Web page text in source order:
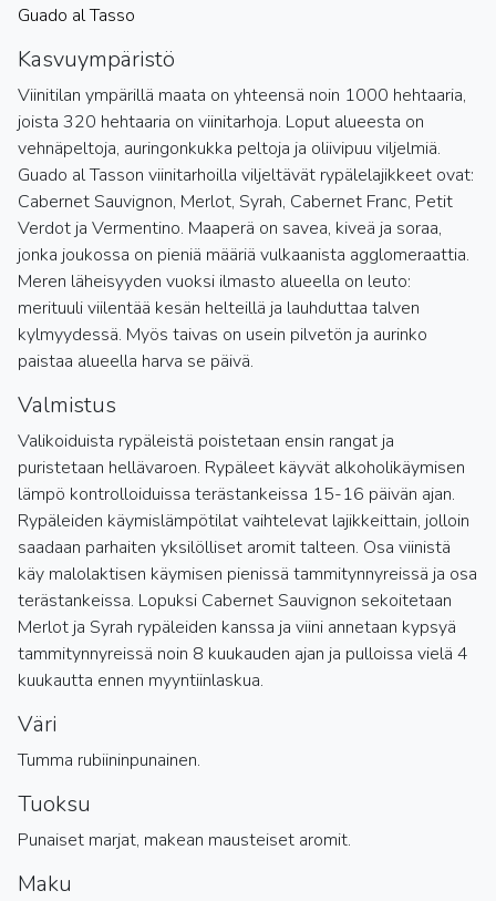
Guado al Tasso
Kasvuympäristö
Viinitilan ympärillä maata on yhteensä noin 1000 hehtaaria,
joista 320 hehtaaria on viinitarhoja. Loput alueesta on
vehnäpeltoja, auringonkukka peltoja ja oliivipuu viljelmiä.
Guado al Tasson viinitarhoilla viljeltävät rypälelajikkeet ovat:
Cabernet Sauvignon, Merlot, Syrah, Cabernet Franc, Petit
Verdot ja Vermentino. Maaperä on savea, kiveä ja soraa,
jonka joukossa on pieniä määriä vulkaanista agglomeraattia.
Meren läheisyyden vuoksi ilmasto alueella on leuto:
merituuli viilentää kesän helteillä ja lauhduttaa talven
kylmyydessä. Myös taivas on usein pilvetön ja aurinko
paistaa alueella harva se päivä.
Valmistus
Valikoiduista rypäleistä poistetaan ensin rangat ja
puristetaan hellävaroen. Rypäleet käyvät alkoholikäymisen
lämpö kontrolloiduissa terästankeissa 15-16 päivän ajan.
Rypäleiden käymislämpötilat vaihtelevat lajikkeittain, jolloin
saadaan parhaiten yksilölliset aromit talteen. Osa viinistä
käy malolaktisen käymisen pienissä tammitynnyreissä ja osa
terästankeissa. Lopuksi Cabernet Sauvignon sekoitetaan
Merlot ja Syrah rypäleiden kanssa ja viini annetaan kypsyä
tammitynnyreissä noin 8 kuukauden ajan ja pulloissa vielä 4
kuukautta ennen myyntiinlaskua.
Väri
Tumma rubiininpunainen.
Tuoksu
Punaiset marjat, makean mausteiset aromit.
Maku